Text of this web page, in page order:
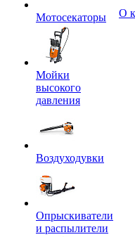
Мотосекаторы
Мойки
высокого
давления
Воздуходувки
Опрыскиватели
и распылители
O